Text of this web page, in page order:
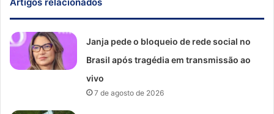
Janja pede o bloqueio de rede social no
Brasil após tragédia em transmissão ao
vivo
7 de agosto de 2026